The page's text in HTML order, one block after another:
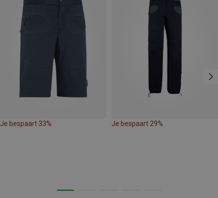
Je bespaart 33% Je bespaart 29%